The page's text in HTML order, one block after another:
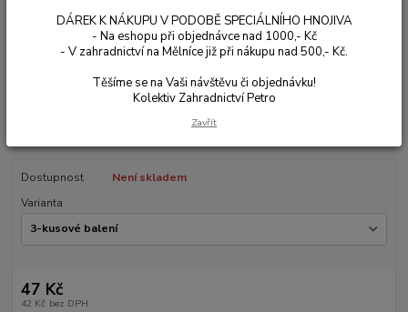
Ohodnotit produkt
Dostupnost
Není skladem
Varianta
47 Kč
42 Kč bez DPH
DÁREK K NÁKUPU V PODOBĚ SPECIÁLNÍHO HNOJIVA
- Na eshopu při objednávce nad 1000,- Kč
- V zahradnictví na Mělníce již při nákupu nad 500,- Kč.
Těšíme se na Vaši návštěvu či objednávku!
Kolektiv Zahradnictví Petro
Zavřít